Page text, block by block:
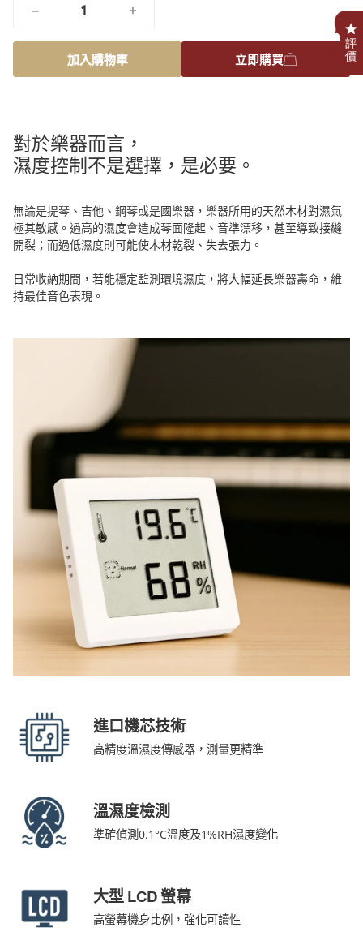
− +
加入購物車 立即購買
對於樂器而言，
濕度控制不是選擇，是必要。
無論是提琴、吉他、鋼琴或是國樂器，樂器所用的天然木材對濕氣
極其敏感。過高的濕度會造成琴面隆起、音準漂移，甚至導致接縫
開裂；而過低濕度則可能使木材乾裂、失去張力。
日常收納期間，若能穩定監測環境濕度，將大幅延長樂器壽命，維
持最佳音色表現。
進口機芯技術
高精度溫濕度傳感器，測量更精準
溫濕度檢測
準確偵測0.1°C溫度及1%RH濕度變化
大型 LCD 螢幕
高螢幕機身比例，強化可讀性